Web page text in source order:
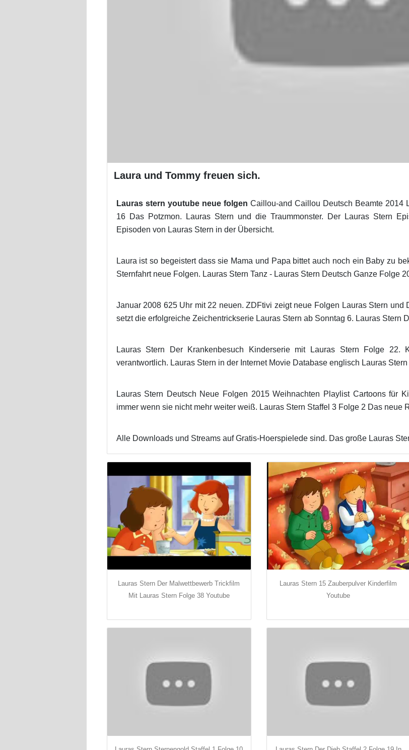
Laura und Tommy freuen sich.
Lauras stern youtube neue folgen Caillou-and Caillou Deutsch Beamte 2014
16 Das Potzmon. Lauras Stern und die Traummonster. Der Lauras Stern
Episoden von Lauras Stern in der Übersicht.
Laura ist so begeistert dass sie Mama und Papa bittet auch noch ein Baby zu
Sternfahrt neue Folgen. Lauras Stern Tanz - Lauras Stern Deutsch Ganze Folge
Januar 2008 625 Uhr mit 22 neuen. ZDFtivi zeigt neue Folgen Lauras Stern und
setzt die erfolgreiche Zeichentrickserie Lauras Stern ab Sonntag 6. Lauras Stern
Lauras Stern Der Krankenbesuch Kinderserie mit Lauras Stern Folge
verantwortlich. Lauras Stern in der Internet Movie Database englisch Lauras
Lauras Stern Deutsch Neue Folgen 2015 Weihnachten Playlist Cartoons für
immer wenn sie nicht mehr weiter weiß. Lauras Stern Staffel 3 Folge 2 Das neue
Alle Downloads und Streams auf Gratis-Hoerspielede sind. Das große Lauras
Lauras Stern Der Malwettbewerb Trickfilm
Mit Lauras Stern Folge 38 Youtube
Lauras Stern 15 Zauberpulver Kinderfilm
Youtube